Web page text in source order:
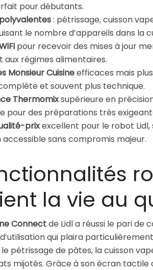
pour débutants.
: pétrissage, cuisson
le nombre d’appareils dans la
pour recevoir des mises à jour
aux régimes alimentaires.
Monsieur Cuisineefficaces mais
et souvent plus technique.
Thermomixsupérieure en
pour des préparations très
prixexcellent pour le robot
sans compromis majeur.
la vie au
Connectde Lidl a réussi le pari de
qui plaira
le pétrissage de pâtes, la cuisson
mijotés. Grâce à son écran tactile